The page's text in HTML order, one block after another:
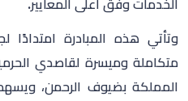
الخدمات وفق أعلى المعايير.
وتأتي هذه المبادرة امتدادًا
متكاملة وميسرة لقاصدي
المملكة بضيوف الرحمن،